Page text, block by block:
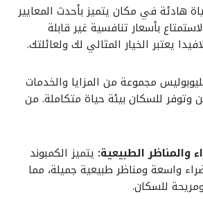
هادئة في مكان يتميز بأحدث المعايير
بأسعار تنافسية غير قابلة
يعتبر الخيار المثالي لك ولعائلتك.
مجموعة من المزايا والخدمات
وتوفر للسكان بيئة حياة متكاملة. من
والمناظر الطبيعية: يتميز الكمبوند
واسعة ومناظر طبيعية جميلة، مما
للسكان.